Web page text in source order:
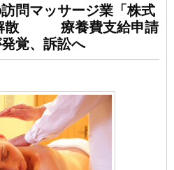
問マッサージ業「株式
解散 療養費支給申請
覚、訴訟へ